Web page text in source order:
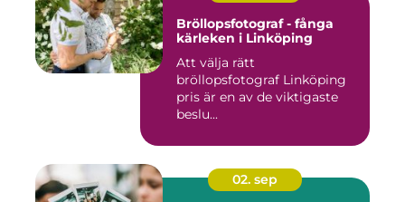
Bröllopsfotograf - fånga
kärleken i Linköping
Att välja rätt
bröllopsfotograf Linköping
pris är en av de viktigaste
beslu...
02. sep